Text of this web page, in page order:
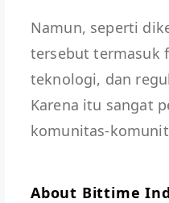
Namun, seperti
tersebut termasuk
teknologi, dan
Karena itu sangat
komunitas-
About Bittime